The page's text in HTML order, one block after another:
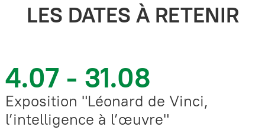
LES DATES À RETENIR
4.07 - 31.08
Exposition "Léonard de Vinci,
l’intelligence à l’œuvre"